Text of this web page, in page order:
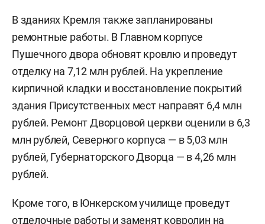
В зданиях Кремля также запланированы
ремонтные работы. В Главном корпусе
Пушечного двора обновят кровлю и проведут
отделку на 7,12 млн рублей. На укрепление
кирпичной кладки и восстановление покрытий
здания Присутственных мест направят 6,4 млн
рублей. Ремонт Дворцовой церкви оценили в 6,3
млн рублей, Северного корпуса — в 5,03 млн
рублей, Губернаторского Дворца — в 4,26 млн
рублей.
Кроме того, в Юнкерском училище проведут
отделочные работы и заменят ковролин на